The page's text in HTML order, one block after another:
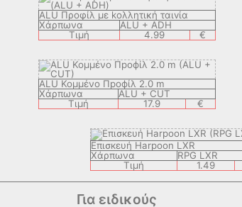
ALU Προφίλ με kολλητική ταιvία
Χάρπωνα
ALU + ADH
Τιμή
4.99 €
ALU Koμμένο Профίλ 2.0 m
Χάρπωνα
ALU + CUT
Τιμή
17.9 €
Eπισкευή Harpoon LXR
Χάρπωνα
RPG LXR
Τιμή
1.49
Για ειδικούς